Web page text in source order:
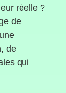
réelle ?
de
de
qui